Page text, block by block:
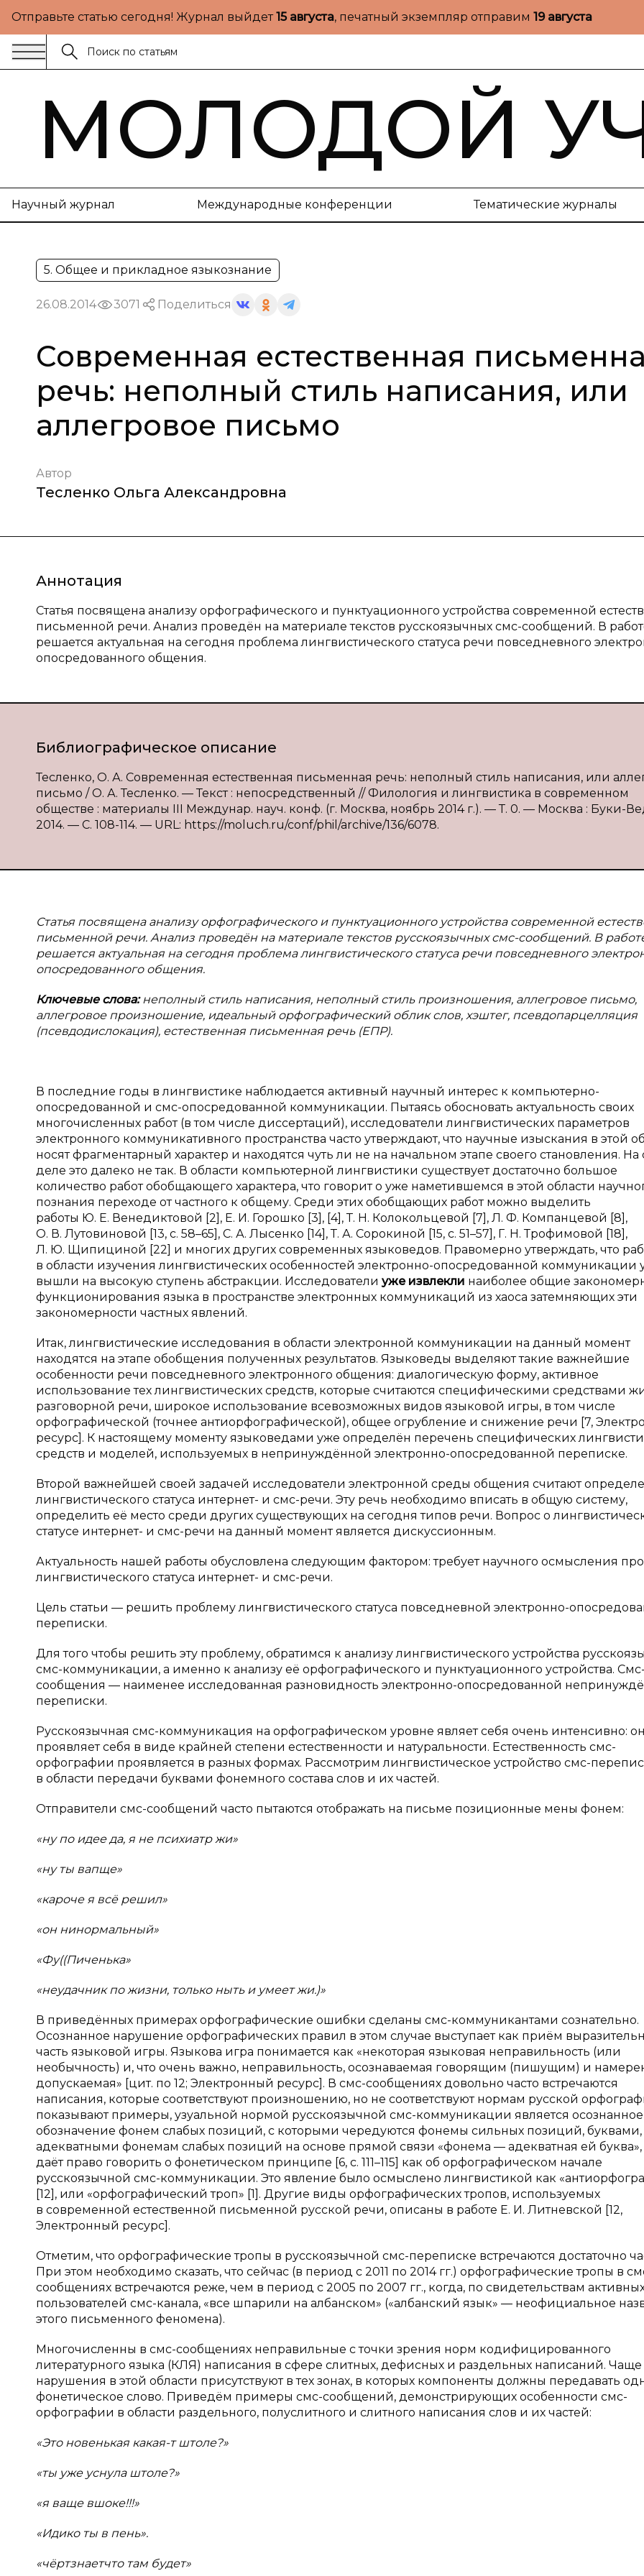
Отправьте статью сегодня! Журнал выйдет15 августа, печатный экземпляр отправим 19 августа
МОЛОДОЙ
Научный журнал Международные конференции Тематические журналы
5. Общее и прикладное языкознание
26.08.2014 3071 Поделиться
Современная естественная
речь: неполный стиль написания, или
аллегровое письмо
Автор
Тесленко Ольга Александровна
Аннотация
Статья посвящена анализу орфографического и пунктуационного устройства современной
письменной речи. Анализ проведён на материале текстов русскоязычных смс-сообщений. В
решается актуальная на сегодня проблема лингвистического статуса речи повседневного
опосредованного общения.
Библиографическое описание
Тесленко, О. А. Современная естественная письменная речь: неполный стиль написания, или
письмо / О. А. Тесленко. — Текст : непосредственный // Филология и лингвистика в современном
обществе : материалы III Междунар. науч. конф. (г. Москва, ноябрь 2014 г.). — Т. 0. — Москва : Буки-
2014. — С. 108-114. — URL: https://moluch.ru/conf/phil/archive/136/6078.
Статья посвящена анализу орфографического и пунктуационного устройства современной
письменной речи. Анализ проведён на материале текстов русскоязычных смс-сообщений. В
решается актуальная на сегодня проблема лингвистического статуса речи повседневного
опосредованного общения.
Ключевые слова: неполный стиль написания, неполный стиль произношения, аллегровое письмо,
аллегровое произношение, идеальный орфографический облик слов, хэштег, псевдопарцелляция
(псевдодислокация), естественная письменная речь (ЕПР).
В последние годы в лингвистике наблюдается активный научный интерес к компьютерно-
опосредованной и смс-опосредованной коммуникации. Пытаясь обосновать актуальность своих
многочисленных работ (в том числе диссертаций), исследователи лингвистических параметров
электронного коммуникативного пространства часто утверждают, что научные изыскания в этой
носят фрагментарный характер и находятся чуть ли не на начальном этапе своего становления. На
деле это далеко не так. В области компьютерной лингвистики существует достаточно большое
количество работ обобщающего характера, что говорит о уже наметившемся в этой области
познания переходе от частного к общему. Среди этих обобщающих работ можно выделить
работы Ю. Е. Венедиктовой [2], Е. И. Горошко [3], [4], Т. Н. Колокольцевой [7], Л. Ф. Компанцевой [8],
О. В. Лутовиновой [13, с. 58–65], С. А. Лысенко [14], Т. А. Сорокиной [15, с. 51–57], Г. Н. Трофимовой [18],
Л. Ю. Щипициной [22] и многих других современных языковедов. Правомерно утверждать, что
в области изучения лингвистических особенностей электронно-опосредованной коммуникации
вышли на высокую ступень абстракции. Исследователи уже извлекли наиболее общие
функционирования языка в пространстве электронных коммуникаций из хаоса затемняющих эти
закономерности частных явлений.
Итак, лингвистические исследования в области электронной коммуникации на данный момент
находятся на этапе обобщения полученных результатов. Языковеды выделяют такие важнейшие
особенности речи повседневного электронного общения: диалогическую форму, активное
использование тех лингвистических средств, которые считаются специфическими средствами
разговорной речи, широкое использование всевозможных видов языковой игры, в том числе
орфографической (точнее антиорфографической), общее огрубление и снижение речи [7,
ресурс]. К настоящему моменту языковедами уже определён перечень специфических
средств и моделей, используемых в непринуждённой электронно-опосредованной переписке.
Второй важнейшей своей задачей исследователи электронной среды общения считают
лингвистического статуса интернет- и смс-речи. Эту речь необходимо вписать в общую систему,
определить её место среди других существующих на сегодня типов речи. Вопрос о
статусе интернет- и смс-речи на данный момент является дискуссионным.
Актуальность нашей работы обусловлена следующим фактором: требует научного осмысления
лингвистического статуса интернет- и смс-речи.
Цель статьи — решить проблему лингвистического статуса повседневной электронно-
переписки.
Для того чтобы решить эту проблему, обратимся к анализу лингвистического устройства
смс-коммуникации, а именно к анализу её орфографического и пунктуационного устройства. Смс-
сообщения — наименее исследованная разновидность электронно-опосредованной
переписки.
Русскоязычная смс-коммуникация на орфографическом уровне являет себя очень интенсивно:
проявляет себя в виде крайней степени естественности и натуральности. Естественность смс-
орфографии проявляется в разных формах. Рассмотрим лингвистическое устройство смс-
в области передачи буквами фонемного состава слов и их частей.
Отправители смс-сообщений часто пытаются отображать на письме позиционные мены фонем:
«ну по идее да, я не психиатр жи»
«ну ты вапще»
«кароче я всё решил»
«он нинормальный»
«Фу((Пиченька»
«неудачник по жизни, только ныть и умеет жи.)»
В приведённых примерах орфографические ошибки сделаны смс-коммуникантами сознательно.
Осознанное нарушение орфографических правил в этом случае выступает как приём
часть языковой игры. Языкова игра понимается как «некоторая языковая неправильность (или
необычность) и, что очень важно, неправильность, осознаваемая говорящим (пишущим) и
допускаемая» [цит. по 12; Электронный ресурс]. В смс-сообщениях довольно часто встречаются
написания, которые соответствуют произношению, но не соответствуют нормам русской
показывают примеры, узуальной нормой русскоязычной смс-коммуникации является осознанное
обозначение фонем слабых позиций, с которыми чередуются фонемы сильных позиций, буквами,
адекватными фонемам слабых позиций на основе прямой связи «фонема — адекватная ей буква»,
даёт право говорить о фонетическом принципе [6, с. 111–115] как об орфографическом начале
русскоязычной смс-коммуникации. Это явление было осмыслено лингвистикой как
[12], или «орфографический троп» [1]. Другие виды орфографических тропов, используемых
в современной естественной письменной русской речи, описаны в работе Е. И. Литневской [12,
Электронный ресурс].
Отметим, что орфографические тропы в русскоязычной смс-переписке встречаются достаточно
При этом необходимо сказать, что сейчас (в период с 2011 по 2014 гг.) орфографические тропы в
сообщениях встречаются реже, чем в период с 2005 по 2007 гг., когда, по свидетельствам
пользователей смс-канала, «все шпарили на албанском» («албанский язык» — неофициальное
этого письменного феномена).
Многочисленны в смс-сообщениях неправильные с точки зрения норм кодифицированного
литературного языка (КЛЯ) написания в сфере слитных, дефисных и раздельных написаний. Чаще
нарушения в этой области присутствуют в тех зонах, в которых компоненты должны передавать
фонетическое слово. Приведём примеры смс-сообщений, демонстрирующих особенности смс-
орфографии в области раздельного, полуслитного и слитного написания слов и их частей:
«Это новенькая какая-т штоле?»
«ты уже уснула штоле?»
«я ваще вшоке!!!»
«Идико ты в пень».
«чёртзнаетчто там будет»